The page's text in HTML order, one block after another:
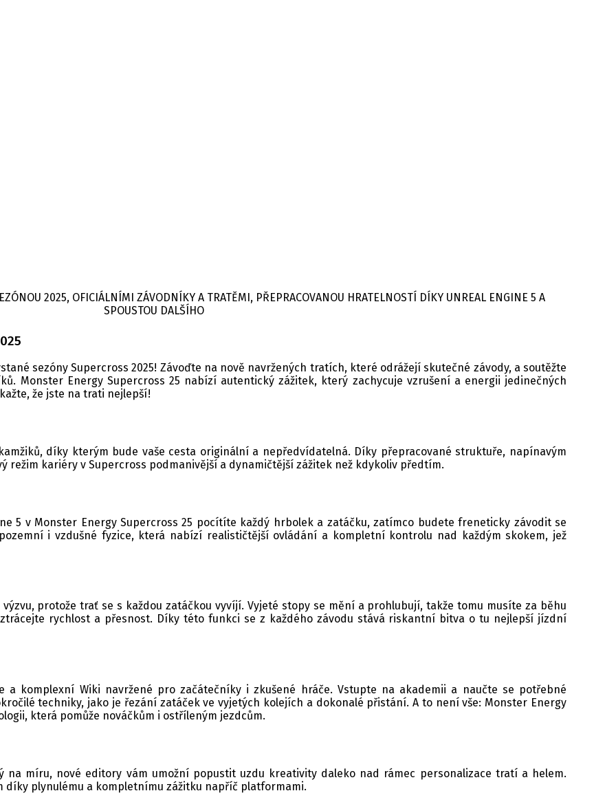
2025, OFICIÁLNÍMI ZÁVODNÍKY A TRATĚMI, PŘEPRACOVANOU HRATELNOSTÍ DÍKY UNREAL ENGINE 5 A
SPOUSTOU DALŠÍHO
sezóny Supercross 2025! Závoďte na nově navržených tratích, které odrážejí skutečné závody, a soutěžte
Monster Energy Supercross 25 nabízí autentický zážitek, který zachycuje vzrušení a energii jedinečných
že jste na trati nejlepší!
díky kterým bude vaše cesta originální a nepředvídatelná. Díky přepracované struktuře, napínavým
režim kariéry v Supercross podmanivější a dynamičtější zážitek než kdykoliv předtím.
5 v Monster Energy Supercross 25 pocítíte každý hrbolek a zatáčku, zatímco budete freneticky závodit se
i vzdušné fyzice, která nabízí realističtější ovládání a kompletní kontrolu nad každým skokem, jež
protože trať se s každou zatáčkou vyvíjí. Vyjeté stopy se mění a prohlubují, takže tomu musíte za běhu
rychlost a přesnost. Díky této funkci se z každého závodu stává riskantní bitva o tu nejlepší jízdní
a komplexní Wiki navržené pro začátečníky i zkušené hráče. Vstupte na akademii a naučte se potřebné
techniky, jako je řezání zatáček ve vyjetých kolejích a dokonalé přistání. A to není vše: Monster Energy
která pomůže nováčkům i ostříleným jezdcům.
na míru, nové editory vám umožní popustit uzdu kreativity daleko nad rámec personalizace tratí a helem.
díky plynulému a kompletnímu zážitku napříč platformami.